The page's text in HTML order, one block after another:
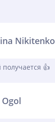
Nikitenko
👍